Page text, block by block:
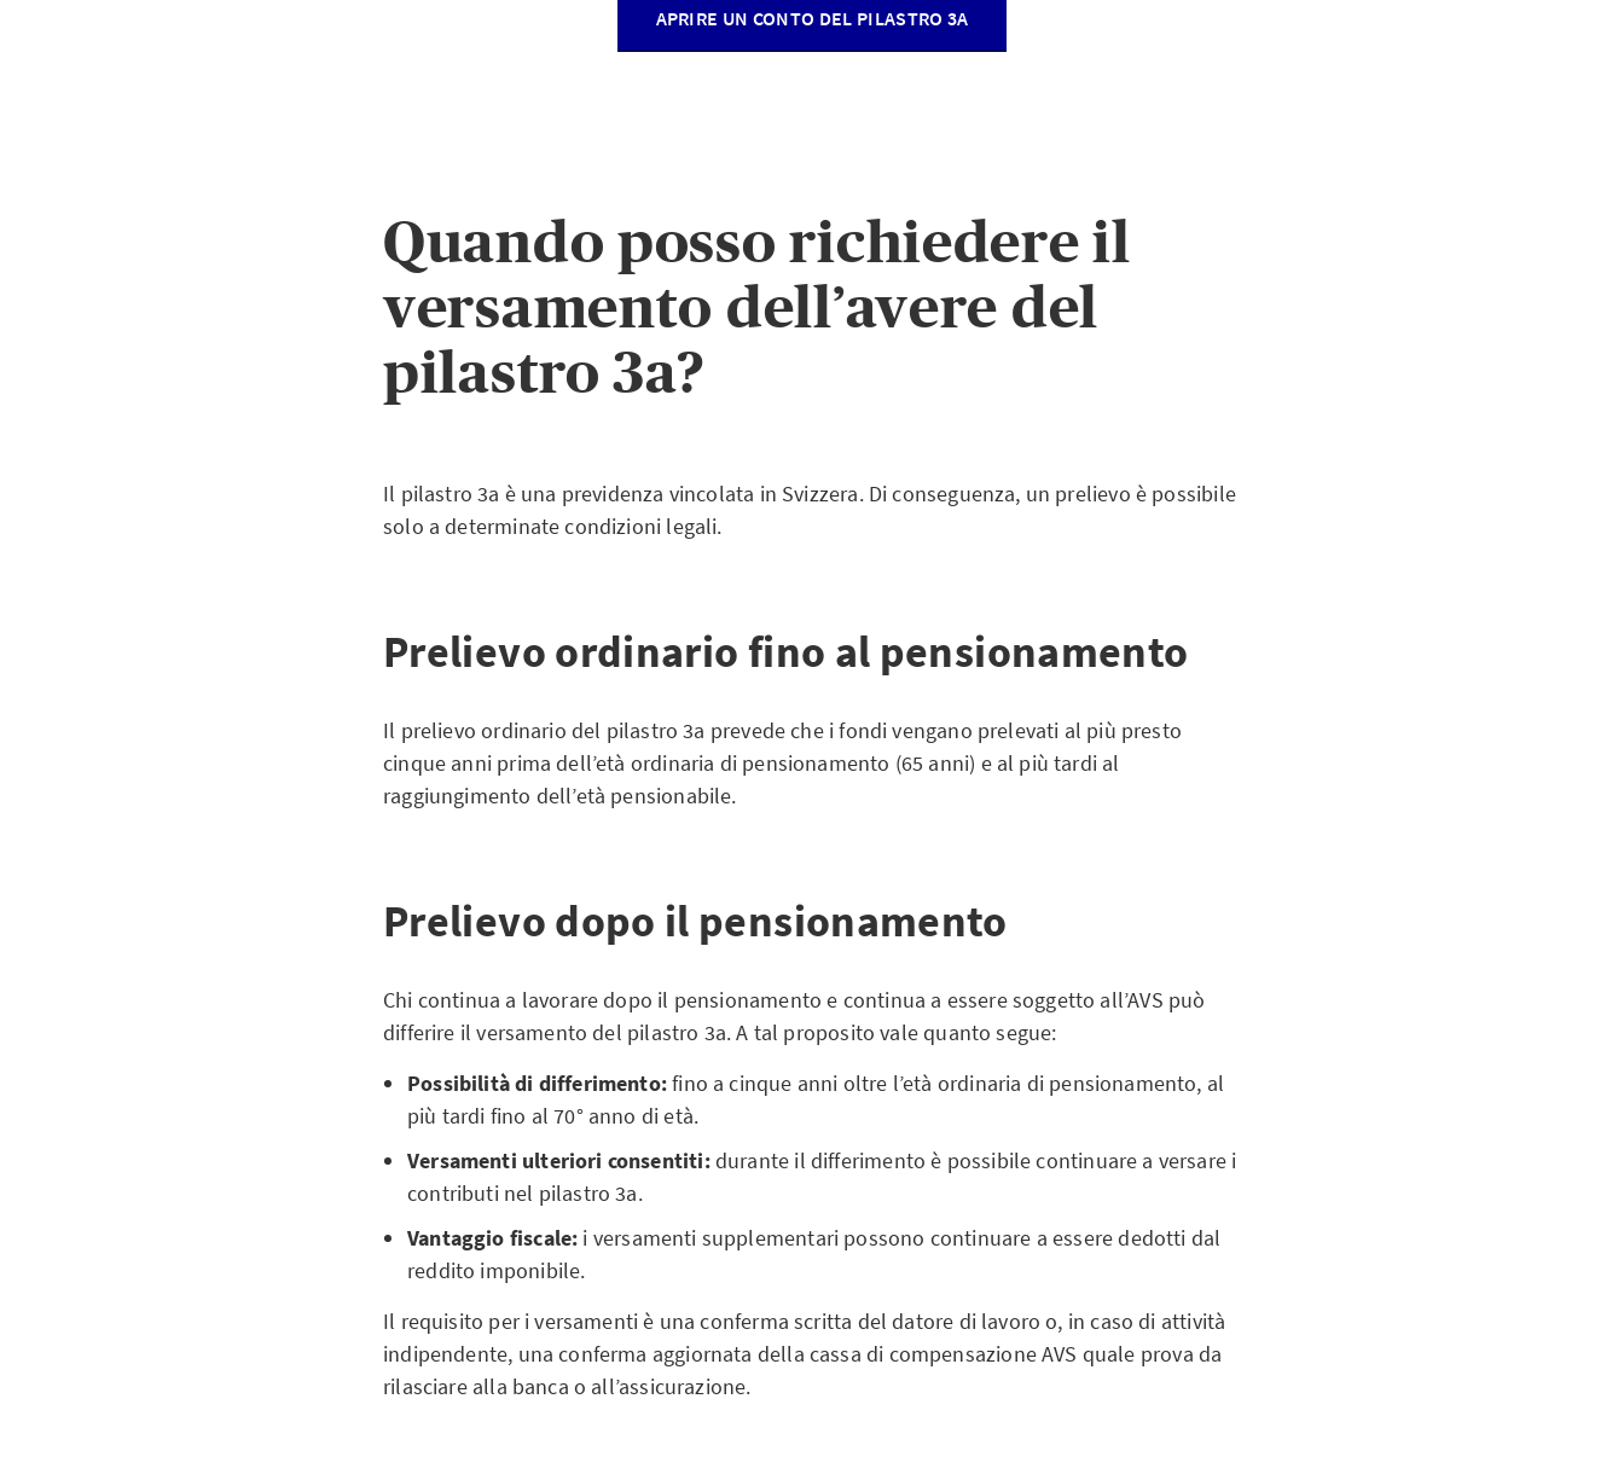
APRIRE UN CONTO DEL PILASTRO 3A
Quando posso richiedere il
versamento dell’avere del
pilastro 3a?
Il pilastro 3a è una previdenza vincolata in Svizzera. Di conseguenza, un prelievo è possibile
solo a determinate condizioni legali.
Prelievo ordinario fino al pensionamento
Il prelievo ordinario del pilastro 3a prevede che i fondi vengano prelevati al più presto
cinque anni prima dell’età ordinaria di pensionamento (65 anni) e al più tardi al
raggiungimento dell’età pensionabile.
Prelievo dopo il pensionamento
Chi continua a lavorare dopo il pensionamento e continua a essere soggetto all’AVS può
differire il versamento del pilastro 3a. A tal proposito vale quanto segue:
Possibilità di differimento:fino a cinque anni oltre l’età ordinaria di pensionamento, al
più tardi fino al 70° anno di età.
Versamenti ulteriori consentiti:durante il differimento è possibile continuare a versare i
contributi nel pilastro 3a.
Vantaggio fiscale: i versamenti supplementari possono continuare a essere dedotti dal
reddito imponibile.
Il requisito per i versamenti è una conferma scritta del datore di lavoro o, in caso di attività
indipendente, una conferma aggiornata della cassa di compensazione AVS quale prova da
rilasciare alla banca o all’assicurazione.